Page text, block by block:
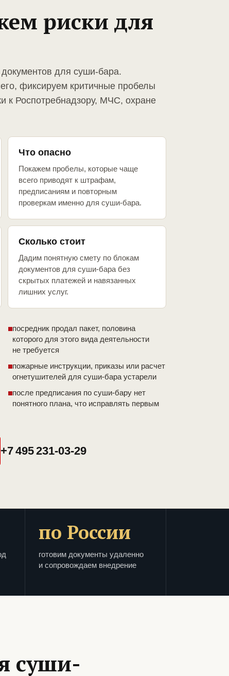
риски для
для суши-бара.
фиксируем критичные пробелы
к Роспотребнадзору, МЧС, охране
Что опасно
Покажем пробелы, которые чаще
всего приводят к штрафам,
предписаниям и повторным
проверкам именно для суши-бара.
Сколько стоит
Дадим понятную смету по блокам
документов для суши-бара без
скрытых платежей и навязанных
лишних услуг.
посредник продал пакет, половина
которого для этого вида деятельности
не требуется
пожарные инструкции, приказы или расчет
огнетушителей для суши-бара устарели
после предписания по суши-бару нет
понятного плана, что исправлять первым
+7 495 231-03-29
по России
готовим документы удаленно
и сопровождаем внедрение
суши-